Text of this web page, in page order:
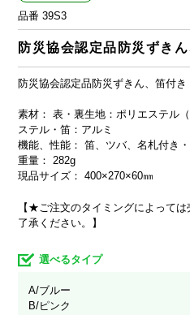
品番 39S3
防災協会認定品防災ずき
防災協会認定品防災ずきん、笛付き
素材： 表・裏生地：ポリエステル
ステル・笛：アルミ
機能、性能： 笛、ツバ、名札付き
重量： 282g
現品サイズ： 400×270×60㎜
【★ご注文のタイミングによって
了承ください。】
選べるタイプ
A/ブルー
B/ピンク